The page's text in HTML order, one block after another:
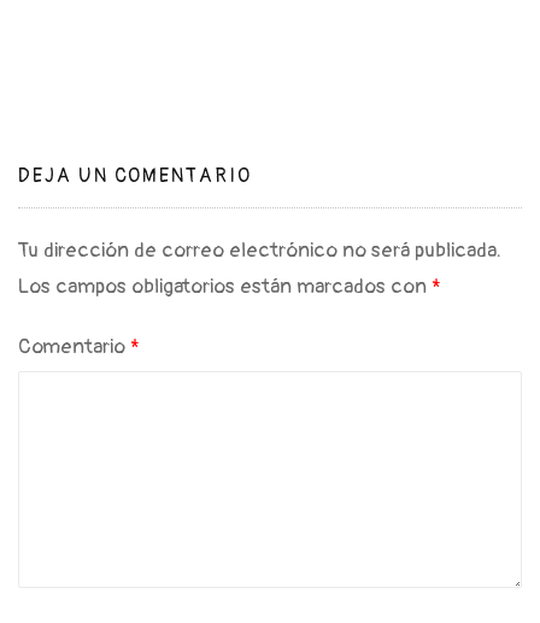
DEJA UN COMENTARIO
Tu dirección de correo electrónico no será publicada.
Los campos obligatorios están marcados con *
Comentario *